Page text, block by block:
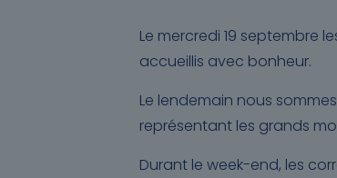
Le mercredi 19 septembre
accueillis avec bonheur.
Le lendemain nous
représentant les grands
Durant le week-end, les